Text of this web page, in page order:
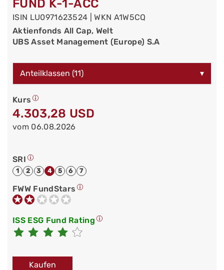
FUND K-1-ACC
ISIN LU0971623524 | WKN A1W5CQ
Aktienfonds All Cap, Welt
UBS Asset Management (Europe) S.A
Anteilklassen (11) ▾
Kurs
4.303,28 USD
vom 06.08.2026
SRI
1 2 3 4 5 6 7
FWW FundStars
ISS ESG Fund Rating
Kaufen